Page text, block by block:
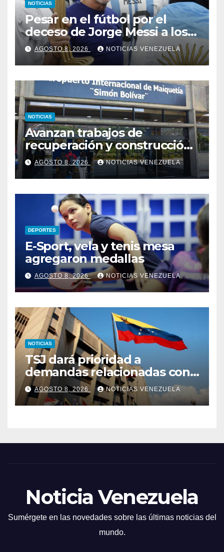
NOTICIAS
Pesar en el fútbol por el
deceso de Jorge Messi a los
68 años
AGOSTO 8, 2026 NOTICIAS VENEZUELA
NOTICIAS
Avanzan trabajos de
recuperación y construcción
del terminal temporal en el
Aeropuerto de Maiquetía
AGOSTO 8, 2026 NOTICIAS VENEZUELA
DEPORTES
E-Sport, vela y tenis mesa
agregaron medallas
AGOSTO 8, 2026 NOTICIAS VENEZUELA
NOTICIAS
TSJ dará prioridad a
demandas relacionadas con
bienes afectados por los
terremotos
AGOSTO 8, 2026 NOTICIAS VENEZUELA
Noticia Venezuela
Sumérgete en las novedades sobre las últimas noticias del
mundo.